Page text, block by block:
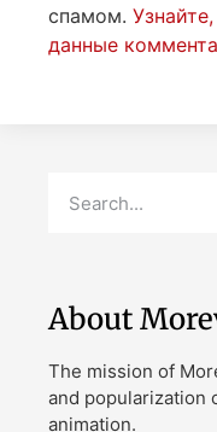
спамом.
данные
About
The mission of
and popularization
animation.